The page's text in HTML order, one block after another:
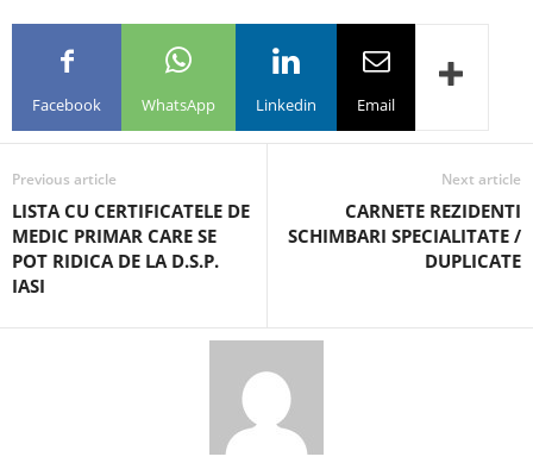
Facebook WhatsApp Linkedin Email
Previous article
LISTA CU CERTIFICATELE DE
MEDIC PRIMAR CARE SE
POT RIDICA DE LA D.S.P.
IASI
Next article
CARNETE REZIDENTI
SCHIMBARI SPECIALITATE /
DUPLICATE